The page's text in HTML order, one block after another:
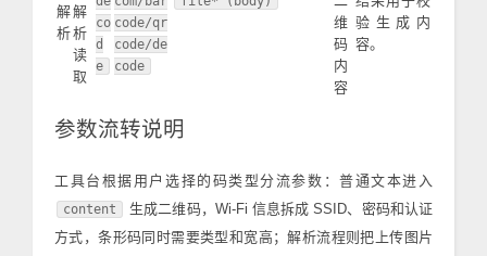
解
析
解
析
读
取
co
d
e
code/qr
code/de
code
维
码
内
容
验生成内
容。
参数流转说明
工具台根据用户选择的码类型分流参数：普通文本进入
content
生成二维码，Wi-Fi 信息拆成 SSID、密码和认证
方式，条形码同时需要类型和宽高；解析流程则把上传图片